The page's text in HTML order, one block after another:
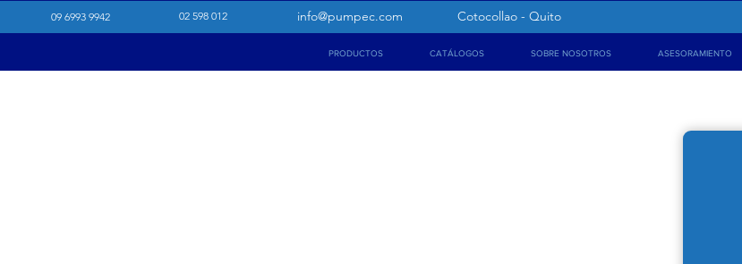
PRODUCTOS CATÁLOGOS SOBRE NOSOTROS ASESORAMIENTO
09 6993 9942 02 598 012 info@pumpec.com Cotocollao - Quito